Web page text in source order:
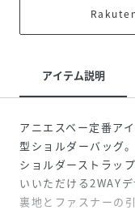
アイテム説明
アニエスベー定番ア
型ショルダーバッグ。
ショルダーストラッ
いいただける2WAY
裏地とファスナーの